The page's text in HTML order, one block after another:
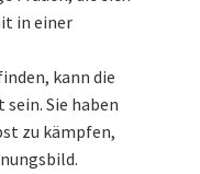
in einer
kann die
Sie haben
zu kämpfen,